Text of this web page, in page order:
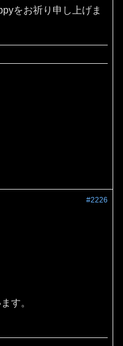
をお祈り申し上げま
#2226
す。